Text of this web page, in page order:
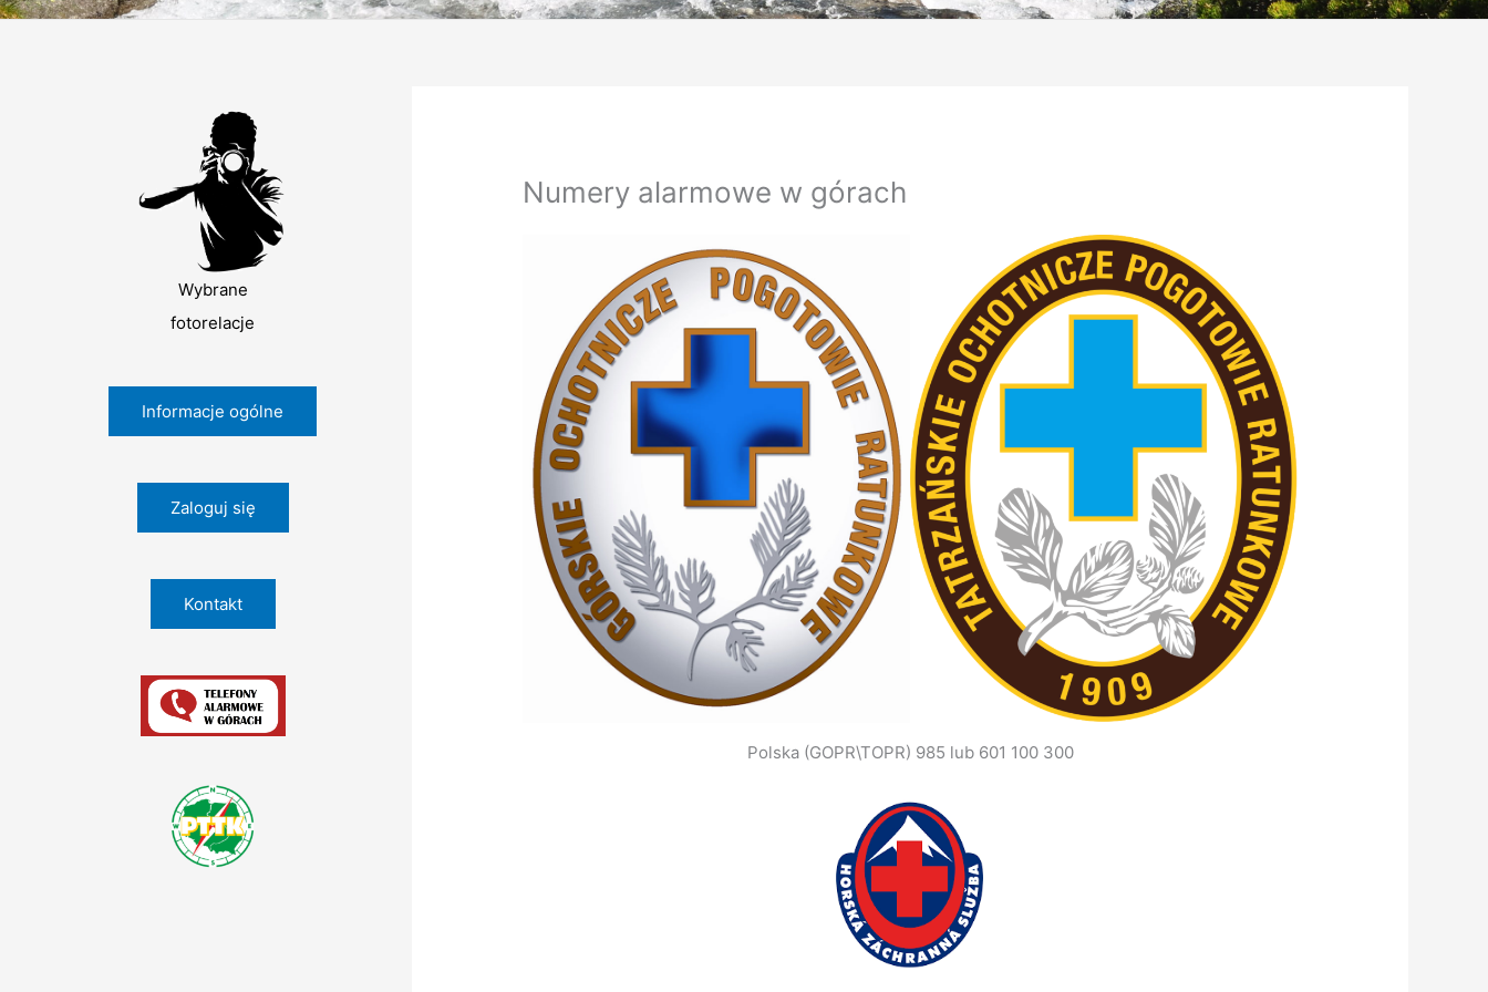
Wybrane
fotorelacje
Informacje ogólne
Zaloguj się
Kontakt
Numery alarmowe w górach
Polska (GOPR\TOPR) 985 lub 601 100 300